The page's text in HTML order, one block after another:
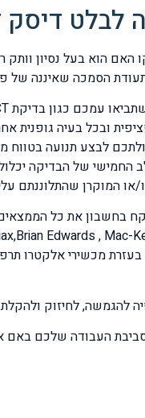
לבלט דיסק
האם הוא בעל נסיון
הסמכה שאיננה של
ובכל בעיה
יכולתכם לבצע תנועה
החמישי של הבדיקה
המוקרן שהתלוננתם
בחשבון את כל
מכשירי אלקטרו
להגמשה, לחיזוק
העבודה שלכם